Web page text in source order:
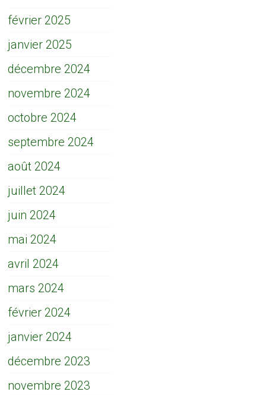
février 2025
janvier 2025
décembre 2024
novembre 2024
octobre 2024
septembre 2024
août 2024
juillet 2024
juin 2024
mai 2024
avril 2024
mars 2024
février 2024
janvier 2024
décembre 2023
novembre 2023